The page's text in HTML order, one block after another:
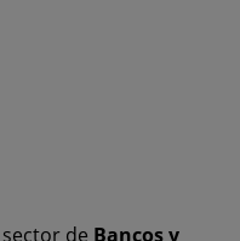
de Bancos y